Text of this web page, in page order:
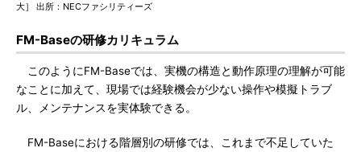
大］ 出所：NECファシリティーズ
FM-Baseの研修カリキュラム
このようにFM-Baseでは、実機の構造と動作原理の理解が可能
なことに加えて、現場では経験機会が少ない操作や模擬トラブ
ル、メンテナンスを実体験できる。
FM-Baseにおける階層別の研修では、これまで不足していた